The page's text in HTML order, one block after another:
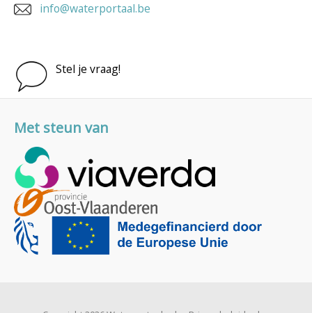
info@waterportaal.be
Stel je vraag!
Met steun van